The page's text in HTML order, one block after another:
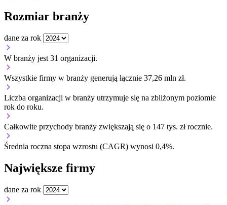
Rozmiar branży
dane za rok
W branży jest 31 organizacji.
Wszystkie firmy w branży generują łącznie 37,26 mln zł.
Liczba organizacji w branży utrzymuje się na zbliżonym poziomie
rok do roku.
Całkowite przychody branży zwiększają się o 147 tys. zł rocznie.
Średnia roczna stopa wzrostu (CAGR) wynosi 0,4%.
Największe firmy
dane za rok